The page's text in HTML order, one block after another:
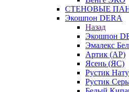
СТЕНОВЫЕ
Экошпон DERA
Назад
Экошпон
Эмалекс
Артик (АР)
Ясень (ЯС)
Рустик
Рустик